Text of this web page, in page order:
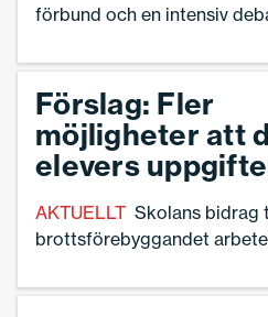
förbund och en intensiv
skolledaråret 2024!
Förslag: Fler
möjligheter att
elevers
AKTUELLT Skolans bidrag
brottsförebyggandet
Gavelin Rydman,